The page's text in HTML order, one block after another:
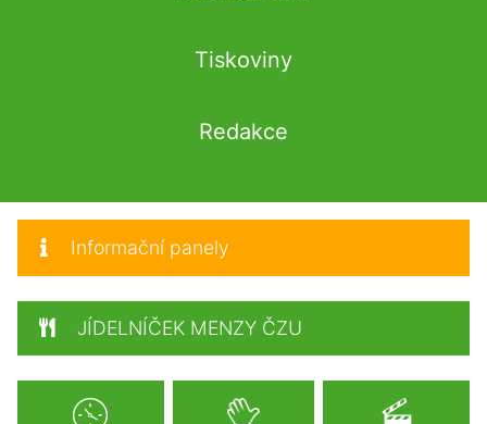
Tiskoviny
Redakce
Informační panely
JÍDELNÍČEK MENZY ČZU